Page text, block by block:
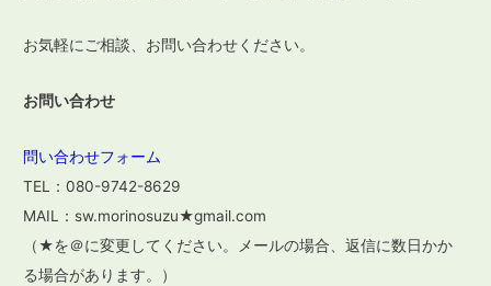
お気軽にご相談、お問い合わせください。
お問い合わせ
問い合わせフォーム
TEL：080-9742-8629
MAIL：sw.morinosuzu★gmail.com
（★を＠に変更してください。メールの場合、返信に数日かか
る場合があります。）